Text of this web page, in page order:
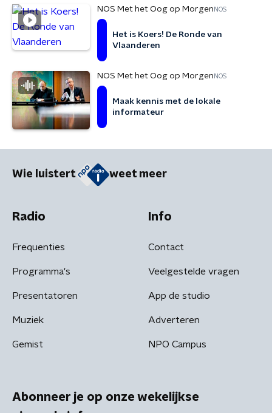
NOS Met het Oog op Morgen NOS
Het is Koers! De Ronde van
Vlaanderen
NOS Met het Oog op Morgen NOS
Maak kennis met de lokale
informateur
Wie luistert weet meer
Radio
Frequenties
Programma's
Presentatoren
Muziek
Gemist
Info
Contact
Veelgestelde vragen
App de studio
Adverteren
NPO Campus
Abonneer je op onze wekelijkse